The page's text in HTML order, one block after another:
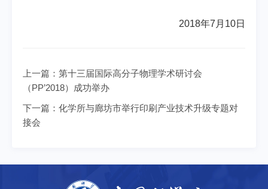
2018年7月10日
上一篇： 第十三届国际高分子物理学术研讨会
（PP’2018）成功举办
下一篇： 化学所与廊坊市举行印刷产业技术升级专题对
接会